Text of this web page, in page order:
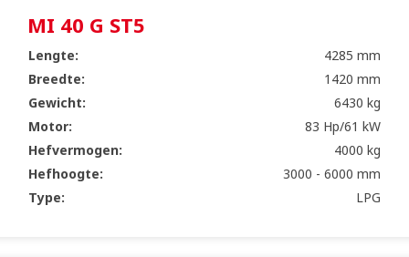
MI 40 G ST5
Lengte:
4285 mm
Breedte:
1420 mm
Gewicht:
6430 kg
Motor:
83 Hp/61 kW
Hefvermogen:
4000 kg
Hefhoogte:
3000 - 6000 mm
Type:
LPG